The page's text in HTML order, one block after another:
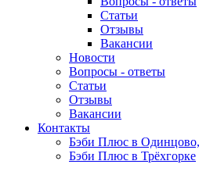
Статьи
Отзывы
Вакансии
Новости
Вопросы - ответы
Статьи
Отзывы
Вакансии
Контакты
Бэби Плюс в
Бэби Плюс в Трёхгорке